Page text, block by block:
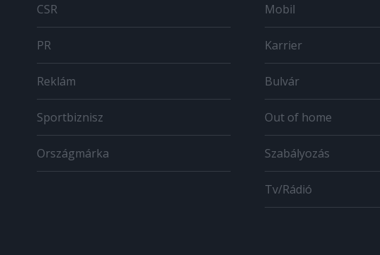
CSR
PR
Reklám
Sportbiznisz
Országmárka
Mobil
Karrier
Bulvár
Out of home
Szabályozás
Tv/Rádió